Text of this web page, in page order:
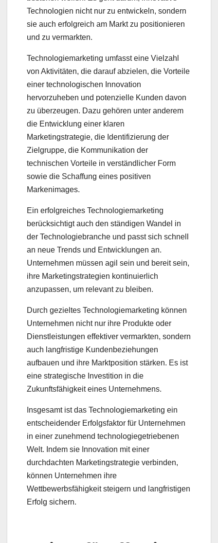
Technologien nicht nur zu entwickeln, sondern
sie auch erfolgreich am Markt zu positionieren
und zu vermarkten.
Technologiemarketing umfasst eine Vielzahl
von Aktivitäten, die darauf abzielen, die Vorteile
einer technologischen Innovation
hervorzuheben und potenzielle Kunden davon
zu überzeugen. Dazu gehören unter anderem
die Entwicklung einer klaren
Marketingstrategie, die Identifizierung der
Zielgruppe, die Kommunikation der
technischen Vorteile in verständlicher Form
sowie die Schaffung eines positiven
Markenimages.
Ein erfolgreiches Technologiemarketing
berücksichtigt auch den ständigen Wandel in
der Technologiebranche und passt sich schnell
an neue Trends und Entwicklungen an.
Unternehmen müssen agil sein und bereit sein,
ihre Marketingstrategien kontinuierlich
anzupassen, um relevant zu bleiben.
Durch gezieltes Technologiemarketing können
Unternehmen nicht nur ihre Produkte oder
Dienstleistungen effektiver vermarkten, sondern
auch langfristige Kundenbeziehungen
aufbauen und ihre Marktposition stärken. Es ist
eine strategische Investition in die
Zukunftsfähigkeit eines Unternehmens.
Insgesamt ist das Technologiemarketing ein
entscheidender Erfolgsfaktor für Unternehmen
in einer zunehmend technologiegetriebenen
Welt. Indem sie Innovation mit einer
durchdachten Marketingstrategie verbinden,
können Unternehmen ihre
Wettbewerbsfähigkeit steigern und langfristigen
Erfolg sichern.